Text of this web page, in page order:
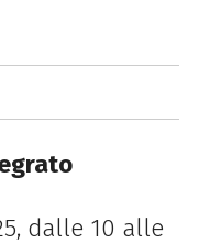
dalle 10 alle